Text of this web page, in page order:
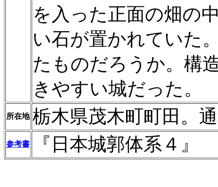
を入った正面の畑の
い石が置かれていた
たものだろうか。構
きやすい城だった。
所在地 栃木県茂木町町田。
参考書 『日本城郭体系４』